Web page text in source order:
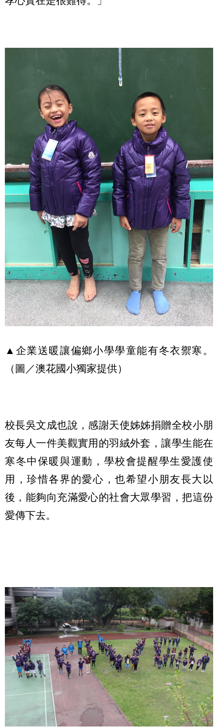
▲企業送暖讓偏鄉小學學童能有冬衣禦寒。
（圖／澳花國小獨家提供）
校長吳文成也說，感謝天使姊姊捐贈全校小朋
友每人一件美觀實用的羽絨外套，讓學生能在
寒冬中保暖與運動，學校會提醒學生愛護使
用，珍惜各界的愛心，也希望小朋友長大以
後，能夠向充滿愛心的社會大眾學習，把這份
愛傳下去。